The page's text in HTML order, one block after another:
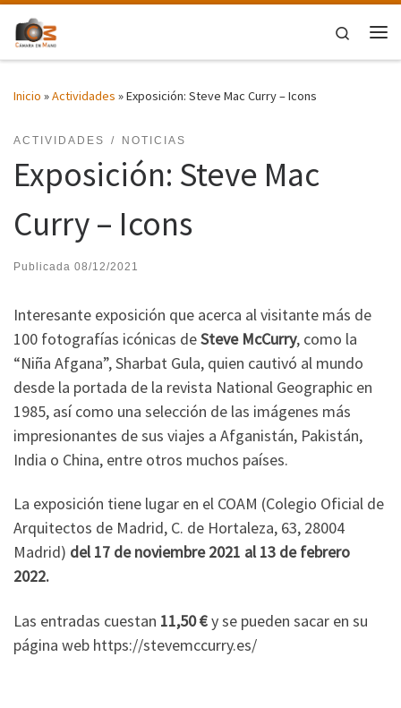
Saltar al contenido
Search
Inicio »Actividades »Exposición: Steve Mac Curry – Icons
ACTIVIDADES NOTICIAS
Exposición: Steve Mac
Curry – Icons
Publicada 08/12/2021
Interesante exposición que acerca al visitante más de
100 fotografías icónicas deSteve McCurry, como la
“Niña Afgana”, Sharbat Gula, quien cautivó al mundo
desde la portada de la revista National Geographic en
1985, así como una selección de las imágenes más
impresionantes de sus viajes a Afganistán, Pakistán,
India o China, entre otros muchos países.
La exposición tiene lugar en el COAM (Colegio Oficial de
Arquitectos de Madrid, C. de Hortaleza, 63, 28004
Madrid) del 17 de noviembre 2021 al 13 de febrero
2022.
Las entradas cuestan 11,50 €y se pueden sacar en su
página web https://stevemccurry.es/